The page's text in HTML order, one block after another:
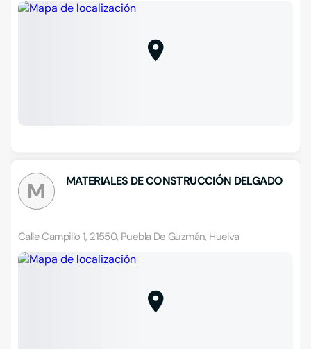
M MATERIALES DE CONSTRUCCIÓN DELGADO
Calle Campillo 1, 21550, Puebla De Guzmán, Huelva